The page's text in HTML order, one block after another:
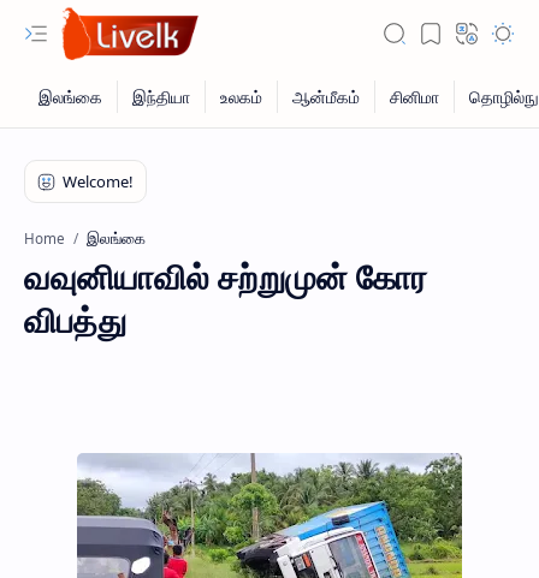
Home இலங்கை
வவுனியாவில் சற்றுமுன் கோர
விபத்து